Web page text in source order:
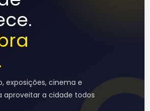
exposições, cinema e
aproveitar a cidade todos